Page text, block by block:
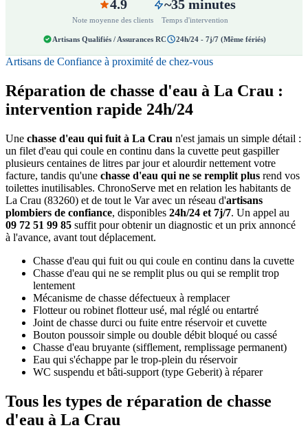
4.9
Note moyenne des clients
~35 minutes
Temps d'intervention
Artisans Qualifiés / Assurances RC 24h/24 - 7j/7 (Même fériés)
Artisans de Confiance à proximité de chez-vous
Réparation de chasse d'eau à La Crau :
intervention rapide 24h/24
Une chasse d'eau qui fuit à La Crau n'est jamais un simple détail :
un filet d'eau qui coule en continu dans la cuvette peut gaspiller
plusieurs centaines de litres par jour et alourdir nettement votre
facture, tandis qu'une chasse d'eau qui ne se remplit plus rend vos
toilettes inutilisables. ChronoServe met en relation les habitants de
La Crau (83260) et de tout le Var avec un réseau d'artisans
plombiers de confiance, disponibles 24h/24 et 7j/7. Un appel au
09 72 51 99 85 suffit pour obtenir un diagnostic et un prix annoncé
à l'avance, avant tout déplacement.
Chasse d'eau qui fuit ou qui coule en continu dans la cuvette
Chasse d'eau qui ne se remplit plus ou qui se remplit trop
lentement
Mécanisme de chasse défectueux à remplacer
Flotteur ou robinet flotteur usé, mal réglé ou entartré
Joint de chasse durci ou fuite entre réservoir et cuvette
Bouton poussoir simple ou double débit bloqué ou cassé
Chasse d'eau bruyante (sifflement, remplissage permanent)
Eau qui s'échappe par le trop-plein du réservoir
WC suspendu et bâti-support (type Geberit) à réparer
Tous les types de réparation de chasse
d'eau à La Crau